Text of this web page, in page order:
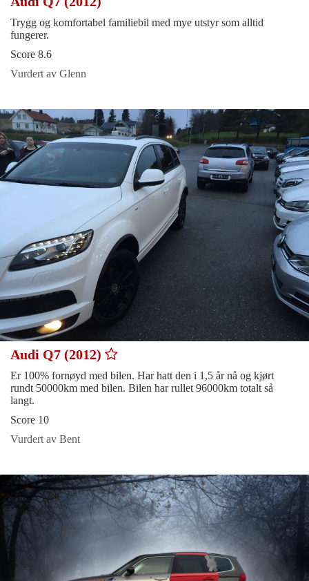
Trygg og komfortabel familiebil med mye utstyr som alltid
fungerer.
Score 8.6
Vurdert av Glenn
Audi Q7 (2012)
Er 100% fornøyd med bilen. Har hatt den i 1,5 år nå og kjørt
rundt 50000km med bilen. Bilen har rullet 96000km totalt så
langt.
Score 10
Vurdert av Bent